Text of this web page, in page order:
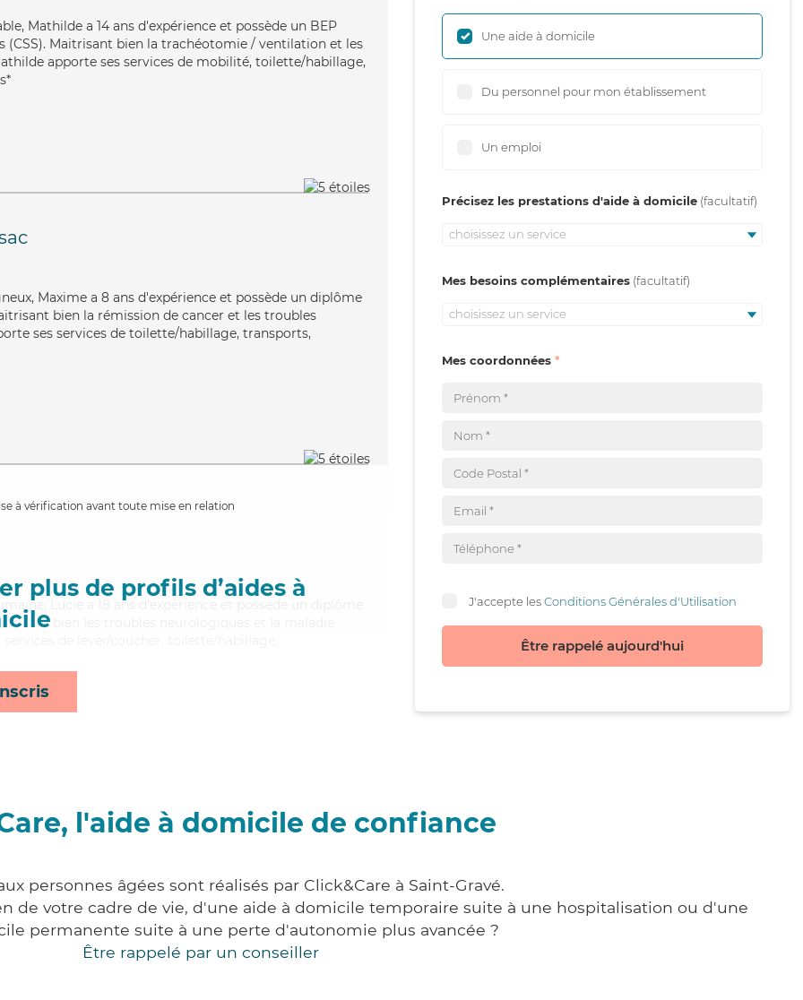
Mathilde a 14 ans d'expérience et possède un BEP
(CSS). Maitrisant bien la trachéotomie / ventilation et les
apporte ses services de mobilité, toilette/habillage,
Maxime a 8 ans d'expérience et possède un diplôme
bien la rémission de cancer et les troubles
ses services de toilette/habillage, transports,
à vérification avant toute mise en relation
plus de profils d’aides à
Lucie a 18 ans d'expérience et possède un diplôme
bien les troubles neurologiques et la maladie
Une aide à domicile
Du personnel pour mon établissement
Un emploi
Précisez les prestations d'aide à domicile
choisissez un service
Mes besoins complémentaires
choisissez un service
Mes coordonnées
J'accepte lesConditions Générales d'Utilisation
Être rappelé aujourd'hui
l'aide à domicile de confiance
personnes âgées sont réalisés par Click&Care à Saint-Gravé.
de votre cadre de vie, d'une aide à domicile temporaire suite à une hospitalisation ou d'une
permanente suite à une perte d'autonomie plus avancée ?
Être rappelé par un conseiller